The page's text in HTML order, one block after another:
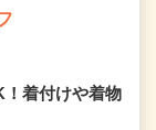
！着付けや着物